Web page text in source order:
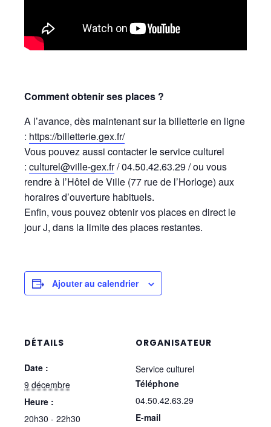
Comment obtenir ses places ?
A l’avance, dès maintenant sur la billetterie en ligne
: https://billetterie.gex.fr/
Vous pouvez aussi contacter le service culturel
: culturel@ville-gex.fr/ 04.50.42.63.29 / ou vous
rendre à l’Hôtel de Ville (77 rue de l’Horloge) aux
horaires d’ouverture habituels.
Enfin, vous pouvez obtenir vos places en direct le
jour J, dans la limite des places restantes.
Ajouter au calendrier
DÉTAILS
Date :
9 décembre
Heure :
20h30 - 22h30
ORGANISATEUR
Service culturel
Téléphone
04.50.42.63.29
E-mail